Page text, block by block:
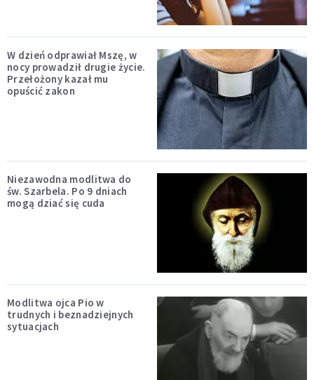
W dzień odprawiał Mszę, w
nocy prowadził drugie życie.
Przełożony kazał mu
opuścić zakon
Niezawodna modlitwa do
św. Szarbela. Po 9 dniach
mogą dziać się cuda
Modlitwa ojca Pio w
trudnych i beznadziejnych
sytuacjach